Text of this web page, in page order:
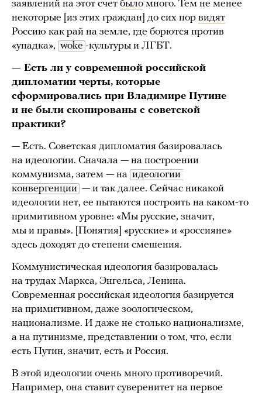
заявлений на этот счет было много. Тем не менее
некоторые [из этих граждан] до сих пор видят
Россию как рай на земле, где борются против
«упадка», woke -культуры и ЛГБТ.
— Есть ли у современной российской
дипломатии черты, которые
сформировались при Владимире Путине
и не были скопированы с советской
практики?
— Есть. Советская дипломатия базировалась
на идеологии. Сначала — на построении
коммунизма, затем — на идеологии
конвергенции — и так далее. Сейчас никакой
идеологии нет, ее пытаются построить на каком-то
примитивном уровне: «Мы русские, значит,
мы и правы». [Понятия] «русские» и «россияне»
здесь доходят до степени смешения.
Коммунистическая идеология базировалась
на трудах Маркса, Энгельса, Ленина.
Современная российская идеология базируется
на примитивном, даже зоологическом,
национализме. И даже не столько национализме,
а на путинизме, представлении о том, что, если
есть Путин, значит, есть и Россия.
В этой идеологии очень много противоречий.
Например, она ставит суверенитет на первое